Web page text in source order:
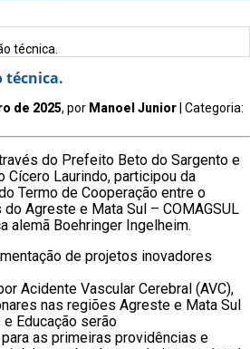
técnica.
técnica.
de 2025, por Manoel Junior | Categoria:
do Prefeito Beto do Sargento e
Cícero Laurindo, participou da
Termo de Cooperação entre o
Agreste e Mata Sul – COMAGSUL
alemã Boehringer Ingelheim.
de projetos inovadores
Acidente Vascular Cerebral (AVC),
nas regiões Agreste e Mata Sul
Educação serão
as primeiras providências e